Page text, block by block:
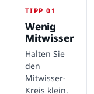
TIPP 01
Wenig
Mitwisser
Halten Sie
den
Mitwisser-
Kreis klein.